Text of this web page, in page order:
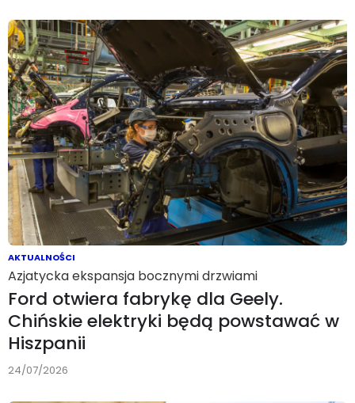
AKTUALNOŚCI
Azjatycka ekspansja bocznymi drzwiami
Ford otwiera fabrykę dla Geely.
Chińskie elektryki będą powstawać w
Hiszpanii
24/07/2026